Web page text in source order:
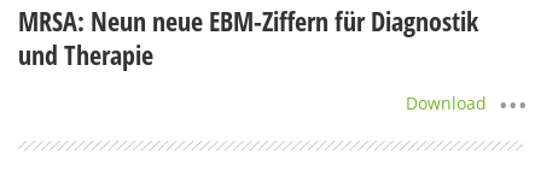
MRSA: Neun neue EBM-Ziffern für Diagnostik
und Therapie
Download